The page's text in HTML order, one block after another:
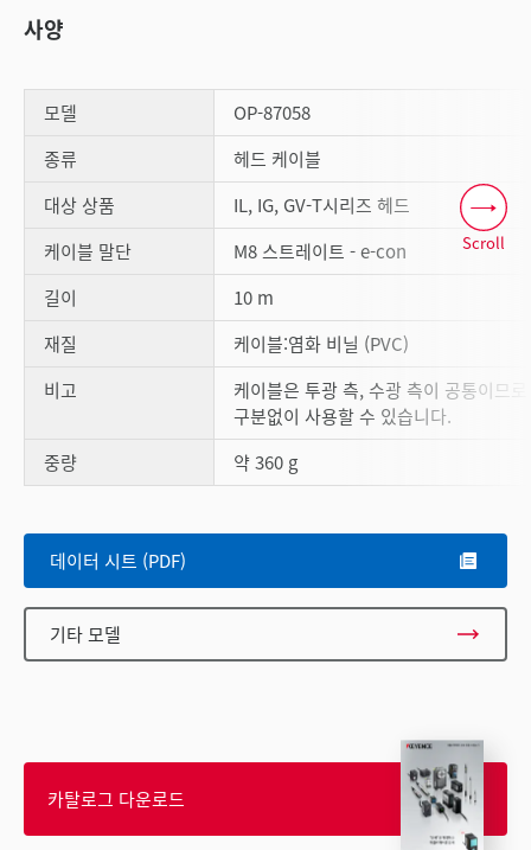
사양
모델
OP-87058
종류
헤드 케이블
대상 상품
IL, IG, GV-T시리즈 헤드
케이블 말단
M8 스트레이트 - e-con
길이
10 m
재질
케이블:염화 비닐 (PVC)
비고
케이블은 투광 측, 수광 측이 공통이므로
구분없이 사용할 수 있습니다.
중량
약 360 g
Scroll
데이터 시트 (PDF)
기타 모델
카탈로그 다운로드